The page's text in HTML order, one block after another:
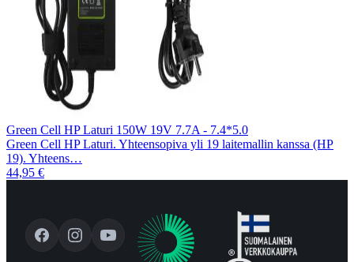
Green Cell HP Laturi 150W 19V 7.7A - 7.4*5.0
Green Cell HP Laturi. Yhteensopiva yli 19 laitemallin kanssa (HP
19). Yhteens…
44,95 €